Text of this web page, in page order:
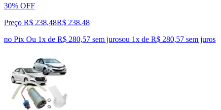
30% OFF
Preço R$ 238,48R$ 238,48
no Pix Ou 1x de R$ 280,57 sem jurosou 1x de R$ 280,57 sem juros